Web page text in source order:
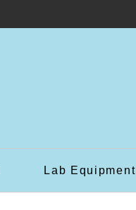
Lab Equipment